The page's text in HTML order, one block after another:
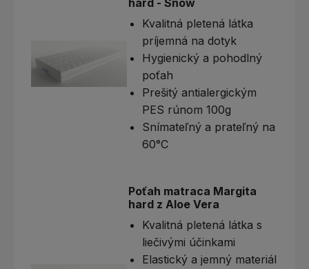
hard - Snow
Kvalitná pletená látka
príjemná na dotyk
Hygienický a pohodlný
poťah
Prešitý antialergickým
PES rúnom 100g
Snímateľný a prateľný na
60°C
Poťah matraca Margita
hard z Aloe Vera
Kvalitná pletená látka s
liečivými účinkami
Elastický a jemný materiál